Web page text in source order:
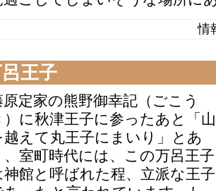
情
王子
原定家の熊野御幸記（ごこう
）に秋津王子に参ったあと「山
越えて丸王子にまいり」とあ
、室町時代には、この万呂王子
神館と呼ばれた程、立派な王子